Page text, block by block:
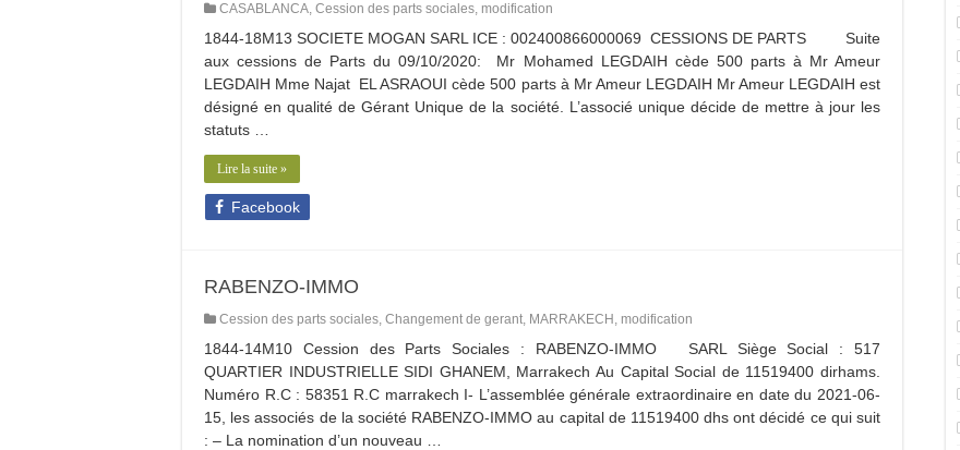
CASABLANCA, Cession des parts sociales, modification
1844-18M13 SOCIETE MOGAN SARL ICE : 002400866000069 CESSIONS DE PARTS Suite
aux cessions de Parts du 09/10/2020: Mr Mohamed LEGDAIH cède 500 parts à Mr Ameur
LEGDAIH Mme Najat EL ASRAOUI cède 500 parts à Mr Ameur LEGDAIH Mr Ameur LEGDAIH est
désigné en qualité de Gérant Unique de la société. L’associé unique décide de mettre à jour les
statuts …
Lire la suite »
Facebook
RABENZO-IMMO
Cession des parts sociales, Changement de gerant, MARRAKECH , modification
1844-14M10 Cession des Parts Sociales : RABENZO-IMMO SARL Siège Social : 517
QUARTIER INDUSTRIELLE SIDI GHANEM, Marrakech Au Capital Social de 11519400 dirhams.
Numéro R.C : 58351 R.C marrakech I- L’assemblée générale extraordinaire en date du 2021-06-
15, les associés de la société RABENZO-IMMO au capital de 11519400 dhs ont décidé ce qui suit
: – La nomination d’un nouveau …